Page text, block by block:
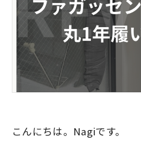
こんにちは。Nagiです。